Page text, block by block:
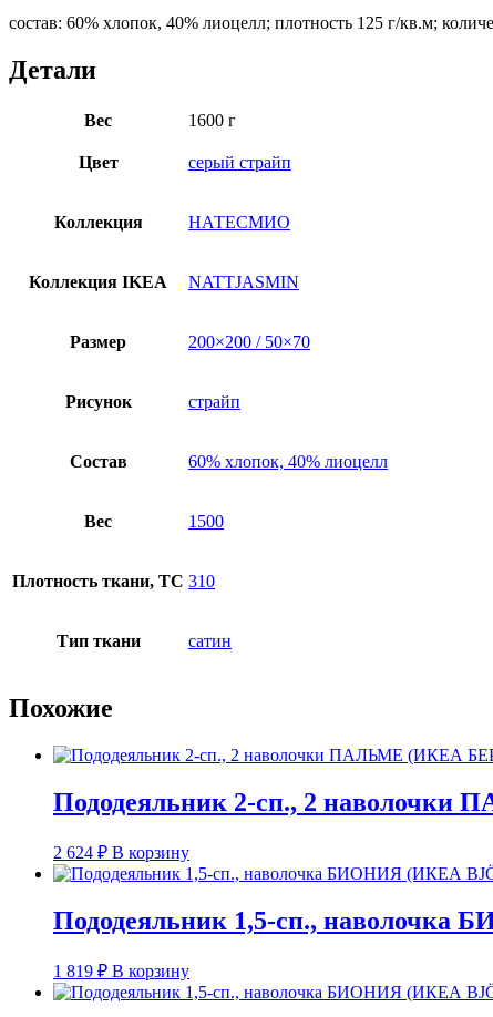
состав: 60% хлопок, 40% лиоцелл; плотность 125 г/кв.м;
Детали
Вес 1600 г
Цвет серый страйп
Коллекция НАТЕСМИО
Коллекция IKEA NATTJASMIN
Размер 200×200 / 50×70
Рисунок страйп
Состав 60% хлопок, 40% лиоцелл
Вес 1500
Плотность ткани, TC 310
Тип ткани сатин
Похожие
Пододеяльник 2-сп., 2
2 624 ₽ В корзину
Пододеяльник 1,5-сп.,
1 819 ₽ В корзину